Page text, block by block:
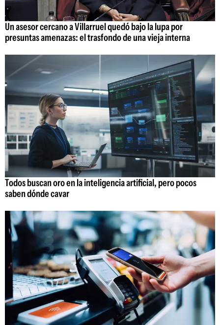
Un asesor cercano a Villarruel quedó bajo la lupa por
presuntas amenazas: el trasfondo de una vieja interna
Todos buscan oro en la inteligencia artificial, pero pocos
saben dónde cavar